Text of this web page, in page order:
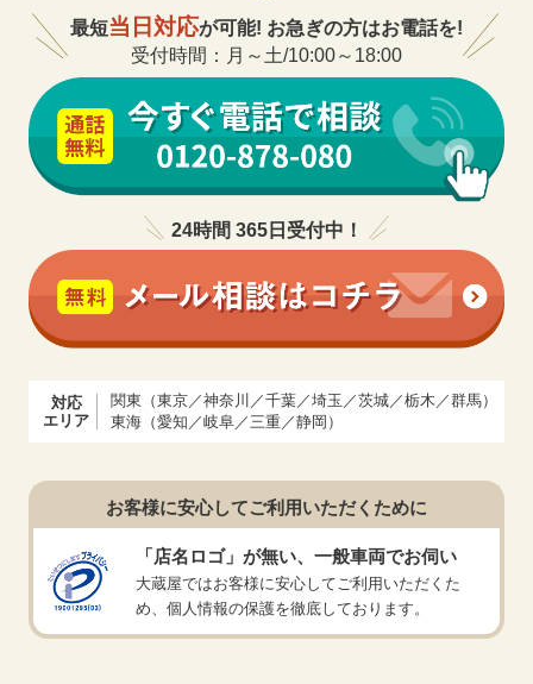
エイジドレザー 79230R
円
チューダー ブラックベイ レッド
バーガンディ ファブリック
79230R
200,000円
チューダー ブラックベイ レッド
ブラック ファブリック 79230R
チューダー ブラックベイ ブルー
200,000円
チューダー ブラックベイ ブルー
チューダー ブラックベイ ブルー
ブラック ファブリック 79230B
200,000
チューダー ブラックベイ ブラッ
ク ブレス 79230N
200,000 円
最短当日対応が可能! お急ぎの方はお電話を!
受付時間：月～土/10:00～18:00
24時間 365日受付中！
対応
エリア
関東（東京／神奈川／千葉／埼玉／茨城／栃木／群馬）
東海（愛知／岐阜／三重／静岡）
お客様に安心してご利用いただくために
「店名ロゴ」が無い、一般車両でお伺い
大蔵屋ではお客様に安心してご利用いただくた
め、個人情報の保護を徹底しております。